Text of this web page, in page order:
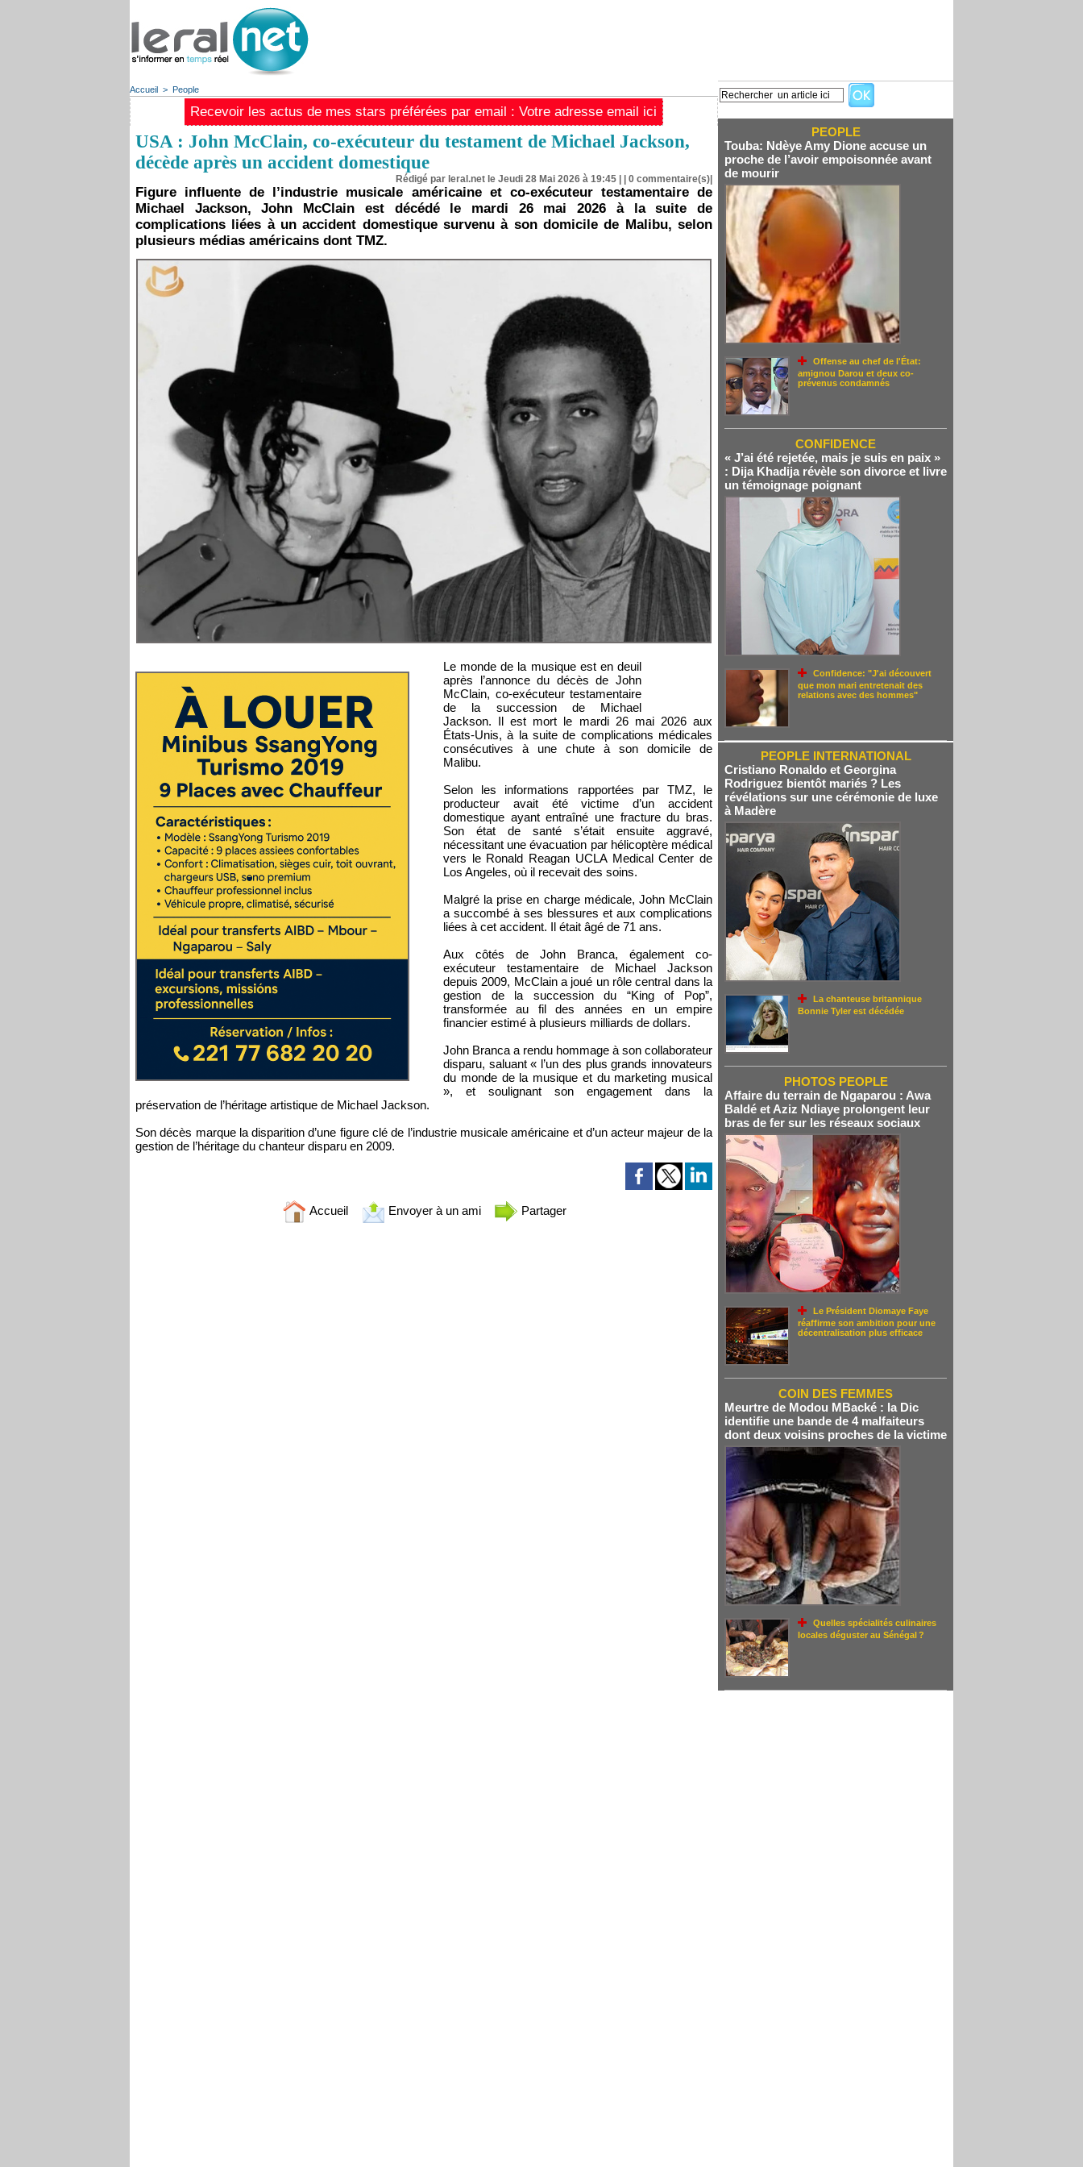
Accueil > People
Recevoir les actus de mes stars préférées par email : Votre adresse email ici
USA : John McClain, co-exécuteur du testament de Michael Jackson,
décède après un accident domestique
Rédigé par leral.net le Jeudi 28 Mai 2026 à 19:45 | | 0 commentaire(s)|
Figure influente de l’industrie musicale américaine et co-exécuteur testamentaire de
Michael Jackson, John McClain est décédé le mardi 26 mai 2026 à la suite de
complications liées à un accident domestique survenu à son domicile de Malibu, selon
plusieurs médias américains dont TMZ.
Le monde de la musique est en deuil
après l’annonce du décès de John
McClain, co-exécuteur testamentaire
de la succession de Michael
Jackson. Il est mort le mardi 26 mai 2026 aux
États-Unis, à la suite de complications médicales
consécutives à une chute à son domicile de
Malibu.
Selon les informations rapportées par TMZ, le
producteur avait été victime d’un accident
domestique ayant entraîné une fracture du bras.
Son état de santé s’était ensuite aggravé,
nécessitant une évacuation par hélicoptère médical
vers le Ronald Reagan UCLA Medical Center de
Los Angeles, où il recevait des soins.
Malgré la prise en charge médicale, John McClain
a succombé à ses blessures et aux complications
liées à cet accident. Il était âgé de 71 ans.
Aux côtés de John Branca, également co-
exécuteur testamentaire de Michael Jackson
depuis 2009, McClain a joué un rôle central dans la
gestion de la succession du “King of Pop”,
transformée au fil des années en un empire
financier estimé à plusieurs milliards de dollars.
John Branca a rendu hommage à son collaborateur
disparu, saluant « l’un des plus grands innovateurs
du monde de la musique et du marketing musical
», et soulignant son engagement dans la
préservation de l’héritage artistique de Michael Jackson.
Son décès marque la disparition d’une figure clé de l’industrie musicale américaine et d’un acteur majeur de la
gestion de l’héritage du chanteur disparu en 2009.
Accueil Envoyer à un ami Partager
PEOPLE
Touba: Ndèye Amy Dione accuse un
proche de l’avoir empoisonnée avant
de mourir
Offense au chef de l'État:
amignou Darou et deux co-
prévenus condamnés
CONFIDENCE
« J’ai été rejetée, mais je suis en paix »
: Dija Khadija révèle son divorce et livre
un témoignage poignant
Confidence: "J'ai découvert
que mon mari entretenait des
relations avec des hommes"
PEOPLE INTERNATIONAL
Cristiano Ronaldo et Georgina
Rodriguez bientôt mariés ? Les
révélations sur une cérémonie de luxe
à Madère
La chanteuse britannique
Bonnie Tyler est décédée
PHOTOS PEOPLE
Affaire du terrain de Ngaparou : Awa
Baldé et Aziz Ndiaye prolongent leur
bras de fer sur les réseaux sociaux
Le Président Diomaye Faye
réaffirme son ambition pour une
décentralisation plus efficace
COIN DES FEMMES
Meurtre de Modou MBacké : la Dic
identifie une bande de 4 malfaiteurs
dont deux voisins proches de la victime
Quelles spécialités culinaires
locales déguster au Sénégal ?